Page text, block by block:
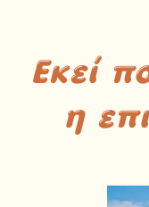
Εκεί
η